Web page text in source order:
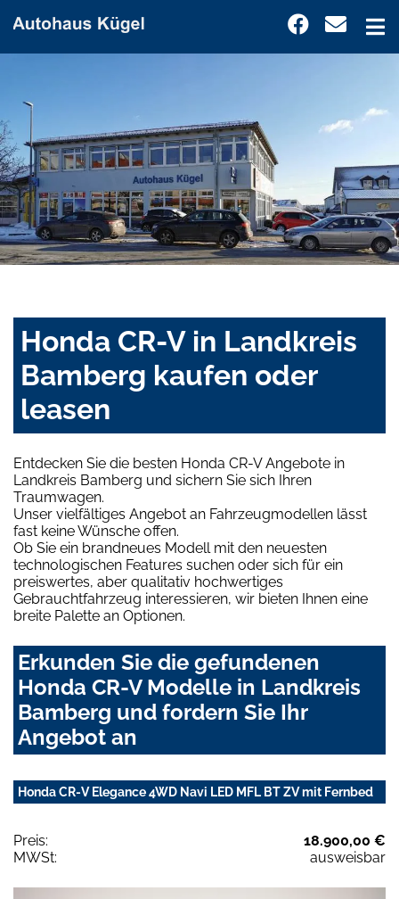
Honda CR-V in Landkreis
Bamberg kaufen oder
leasen
Entdecken Sie die besten Honda CR-V Angebote in
Landkreis Bamberg und sichern Sie sich Ihren
Traumwagen.
Unser vielfältiges Angebot an Fahrzeugmodellen lässt
fast keine Wünsche offen.
Ob Sie ein brandneues Modell mit den neuesten
technologischen Features suchen oder sich für ein
preiswertes, aber qualitativ hochwertiges
Gebrauchtfahrzeug interessieren, wir bieten Ihnen eine
breite Palette an Optionen.
Erkunden Sie die gefundenen
Honda CR-V Modelle in Landkreis
Bamberg und fordern Sie Ihr
Angebot an
Honda CR-V Elegance 4WD Navi LED MFL BT ZV mit Fernbed
Preis:
18.900,00 €
MWSt:
ausweisbar